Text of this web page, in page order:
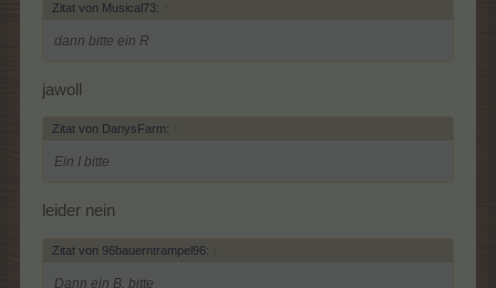
Zitat von Musical73: ↑
dann bitte ein R
jawoll
Zitat von DanysFarm: ↑
Ein I bitte
leider nein
Zitat von 96bauerntrampel96: ↑
Dann ein B, bitte